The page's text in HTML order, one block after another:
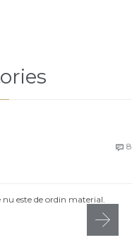
 8
este de ordin material.